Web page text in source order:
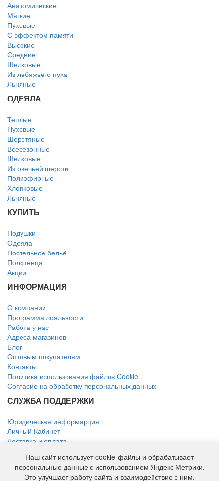
Анатомические
Мягкие
Пуховые
С эффектом памяти
Высокие
Средние
Шелковые
Из лебяжьего пуха
Льняные
ОДЕЯЛА
Теплые
Пуховые
Шерстяные
Всесезонные
Шелковые
Из овечьей шерсти
Полиэфирные
Хлопковые
Льняные
КУПИТЬ
Подушки
Одеяла
Постельное бельё
Полотенца
Акции
ИНФОРМАЦИЯ
О компании
Программа лояльности
Работа у нас
Адреса магазинов
Блог
Оптовым покупателям
Контакты
Политика использования файлов Cookie
Согласие на обработку персональных данных
СЛУЖБА ПОДДЕРЖКИ
Юридическая информарция
Личный Кабинет
Доставка и оплата
КОНТАКТЫ
Наш сайт использует cookie-файлы и обрабатывает
персональные данные с использованием Яндекс Метрики.
Это улучшает работу сайта и взаимодействие с ним.